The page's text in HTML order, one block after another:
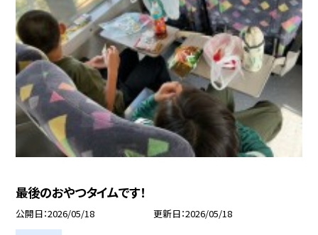
最後のおやつタイムです！
公開日 2026/05/18 更新日 2026/05/18